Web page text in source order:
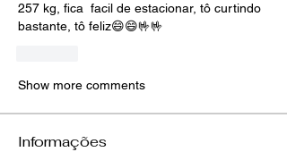
257 kg, fica  facil de estacionar, tô curtindo
bastante, tô feliz😄😄🤟🤟
Show more comments
Informações